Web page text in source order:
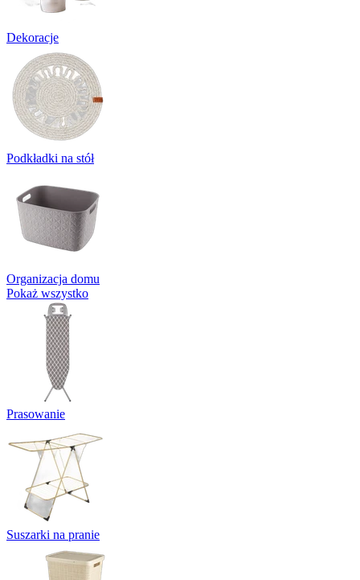
Dekoracje
Podkładki na stół
Organizacja domu
Pokaż wszystko
Prasowanie
Suszarki na pranie